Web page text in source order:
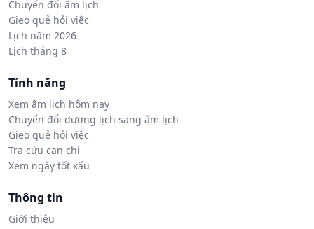
Chuyển đổi âm lịch
Gieo quẻ hỏi việc
Lịch năm 2026
Lịch tháng 8
Tính năng
Xem âm lịch hôm nay
Chuyển đổi dương lịch sang âm lịch
Gieo quẻ hỏi việc
Tra cứu can chi
Xem ngày tốt xấu
Thông tin
Giới thiệu